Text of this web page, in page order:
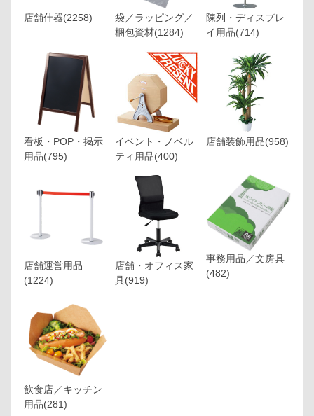
店舗什器(2258)
袋／ラッピング／
梱包資材(1284)
陳列・ディスプレ
イ用品(714)
看板・POP・掲示
用品(795)
イベント・ノベル
ティ用品(400)
店舗装飾用品(958)
店舗運営用品
(1224)
店舗・オフィス家
具(919)
事務用品／文房具
(482)
飲食店／キッチン
用品(281)